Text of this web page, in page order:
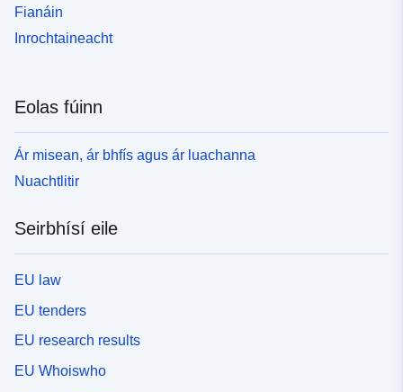
Fianáin
Inrochtaineacht
Eolas fúinn
Ár misean, ár bhfís agus ár luachanna
Nuachtlitir
Seirbhísí eile
EU law
EU tenders
EU research results
EU Whoiswho